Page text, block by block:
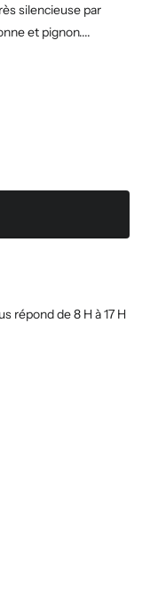
silencieuse par
et pignon....
répond de 8 H à 17 H